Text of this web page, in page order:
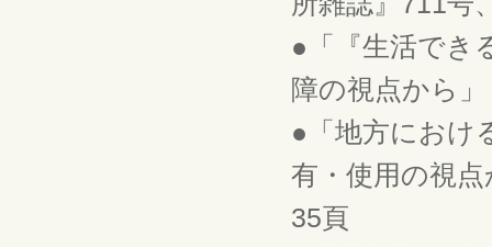
●「『生活でき
障の視点から
●「地方におけ
有・使用の視
35頁